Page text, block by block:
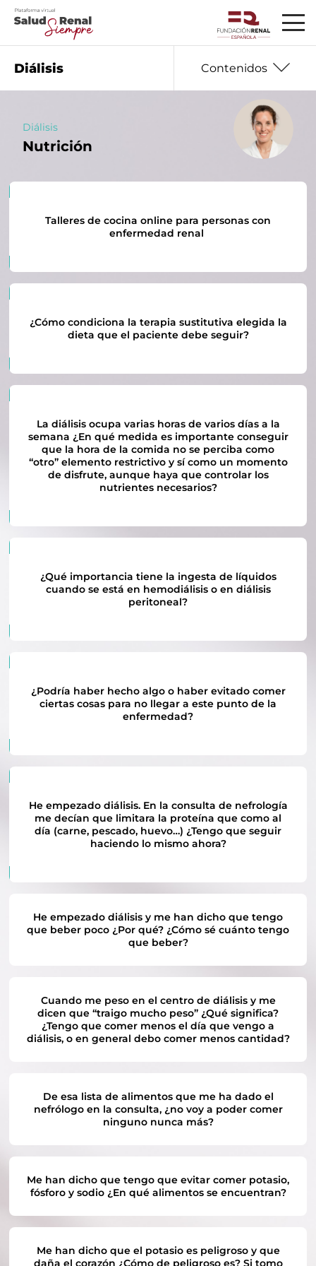
Diálisis Contenidos
01
Información básica
Hablan los expertos
En primera persona
10
Vacaciones, ocio y tiempo libre
Diálisis
Nutrición
Talleres de cocina online para personas con
enfermedad renal
¿Cómo condiciona la terapia sustitutiva elegida la
dieta que el paciente debe seguir?
La diálisis ocupa varias horas de varios días a la
semana ¿En qué medida es importante conseguir
que la hora de la comida no se perciba como
“otro” elemento restrictivo y sí como un momento
de disfrute, aunque haya que controlar los
nutrientes necesarios?
¿Qué importancia tiene la ingesta de líquidos
cuando se está en hemodiálisis o en diálisis
peritoneal?
¿Podría haber hecho algo o haber evitado comer
ciertas cosas para no llegar a este punto de la
enfermedad?
He empezado diálisis. En la consulta de nefrología
me decían que limitara la proteína que como al
día (carne, pescado, huevo…) ¿Tengo que seguir
haciendo lo mismo ahora?
He empezado diálisis y me han dicho que tengo
que beber poco ¿Por qué? ¿Cómo sé cuánto tengo
que beber?
Cuando me peso en el centro de diálisis y me
dicen que “traigo mucho peso” ¿Qué significa?
¿Tengo que comer menos el día que vengo a
diálisis, o en general debo comer menos cantidad?
De esa lista de alimentos que me ha dado el
nefrólogo en la consulta, ¿no voy a poder comer
ninguno nunca más?
Me han dicho que tengo que evitar comer potasio,
fósforo y sodio ¿En qué alimentos se encuentran?
Me han dicho que el potasio es peligroso y que
daña el corazón ¿Cómo de peligroso es? Si tomo